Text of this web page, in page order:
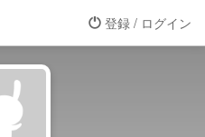
登録 / ログイン